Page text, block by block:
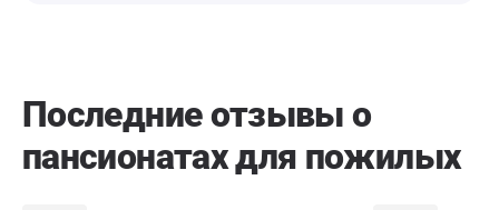
Последние отзывы о
пансионатах для пожилых